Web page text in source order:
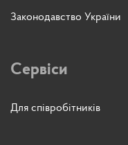
Законодавство України
Сервіси
Для співробітників